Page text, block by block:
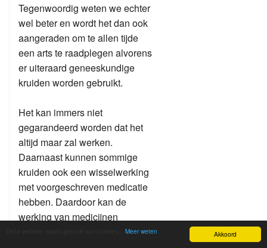
Akkoord
Meer weten
Tegenwoordig weten we echter
wel beter en wordt het dan ook
aangeraden om te allen tijde
een arts te raadplegen alvorens
er uiteraard geneeskundige
kruiden worden gebruikt.
Het kan immers niet
gegarandeerd worden dat het
altijd maar zal werken.
Daarnaast kunnen sommige
kruiden ook een wisselwerking
met voorgeschreven medicatie
hebben. Daardoor kan de
werking van medicijnen
versterken of verminderen. Pas